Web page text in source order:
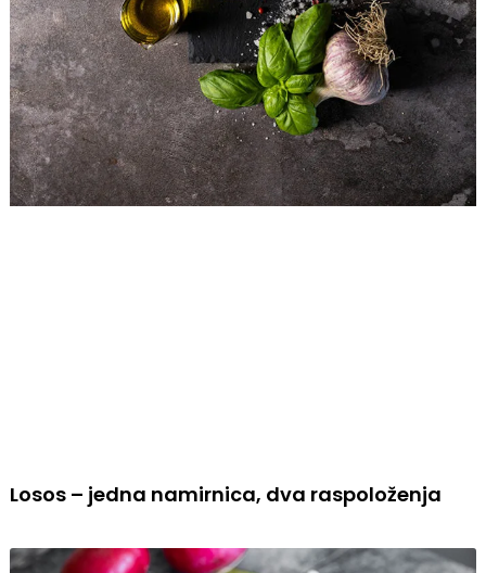
Losos – jedna namirnica, dva raspoloženja